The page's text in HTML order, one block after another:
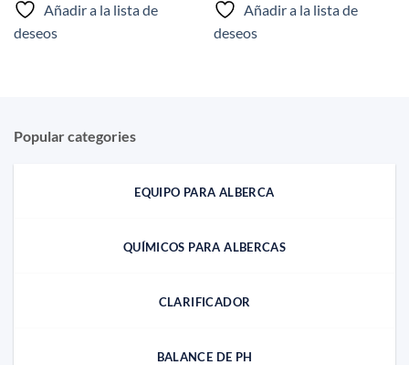
$350.00
Añadir a la lista de
deseos
$250.00
Añadir a la lista de
deseos
Popular categories
EQUIPO PARA ALBERCA
QUÍMICOS PARA ALBERCAS
CLARIFICADOR
BALANCE DE PH